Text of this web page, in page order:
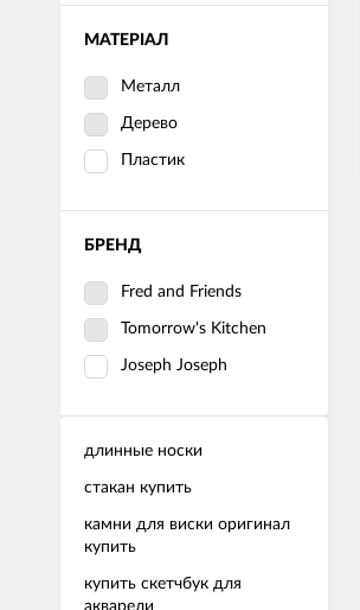
МАТЕРІАЛ
Металл
Дерево
Пластик
БРЕНД
Fred and Friends
Tomorrow's Kitchen
Joseph Joseph
длинные носки
стакан купить
камни для виски оригинал
купить
купить скетчбук для
акварели